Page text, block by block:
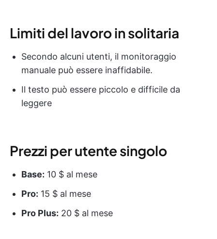
Limiti del lavoro in solitaria
Secondo alcuni utenti, il monitoraggio
manuale può essere inaffidabile.
Il testo può essere piccolo e difficile da
leggere
Prezzi per utente singolo
Base: 10 $ al mese
Pro: 15 $ al mese
Pro Plus: 20 $ al mese